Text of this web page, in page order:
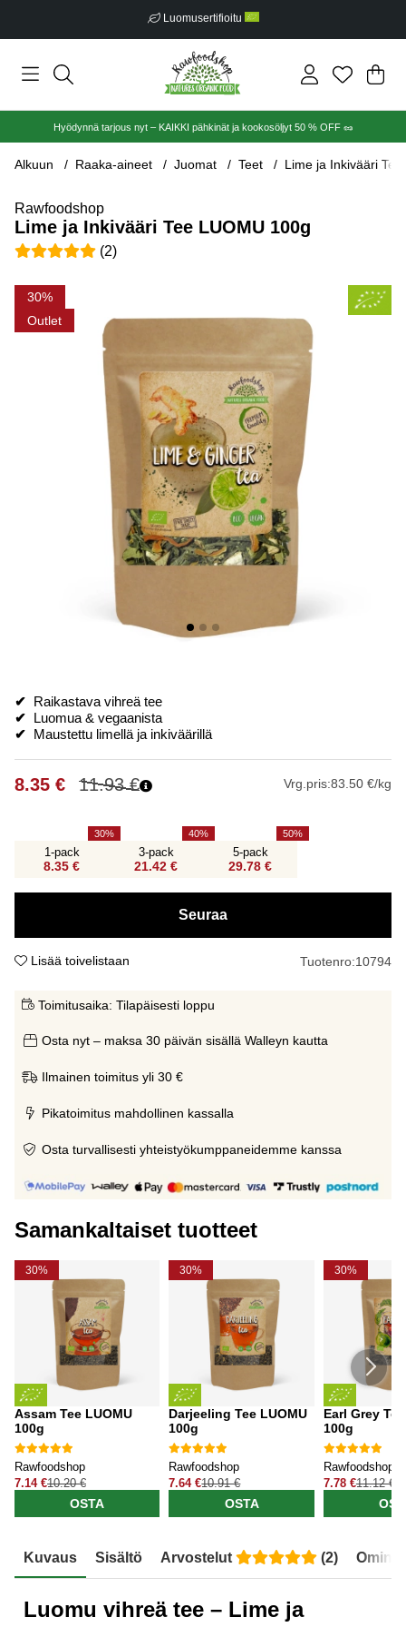
Luomusertifioitu
.
Hyödynnä tarjous nyt – KAIKKI pähkinät ja kookosöljyt 50 % OFF 🥜
Alkuun Raaka-aineet Juomat Teet Lime ja Inkivääri
Rawfoodshop
Lime ja Inkivääri Tee LUOMU 100g
Keskiarvoluokitus 5 / 5 Arvioiden määrä 2
(2)
30
Outlet
Tuotekuvat Lime ja Inkivääri Tee LUOMU 100g
✔ Raikastava vihreä tee
✔ Luomua & vegaanista
✔ Maustettu limellä ja inkiväärillä
11.93€
8.35 € Vrg.pris:83.50 €/kg
1-pack
8.35 €
30
3-pack
21.42 €
40
5-pack
29.78 €
50
Seuraa
Lisää toivelistaan Tuotenro:10794
Toimitusaika: Tilapäisesti loppu
Osta nyt – maksa 30 päivän sisällä Walleyn kautta
Ilmainen toimitus yli 30 €
Pikatoimitus mahdollinen kassalla
Osta turvallisesti yhteistyökumppaneidemme kanssa
Samankaltaiset tuotteet
30%
Assam Tee LUOMU
100g
Rawfoodshop
7.14 €10.20 €
OSTA
30%
Darjeeling Tee LUOMU
100g
Rawfoodshop
7.64 €10.91 €
OSTA
30%
Earl Grey
100g
Rawfoodshop
7.78 €11.12 €
Kuvaus Sisältö Arvostelut (2)
Luomu vihreä tee – Lime ja